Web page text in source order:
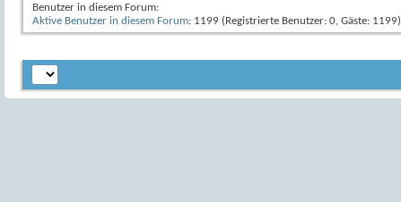
Benutzer in diesem Forum:
Aktive Benutzer in diesem Forum: 1199 (Registrierte Benutzer: 0, Gäste: 1199)